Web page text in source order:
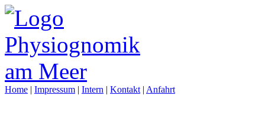
Home | Impressum | Intern | Kontakt | Anfahrt